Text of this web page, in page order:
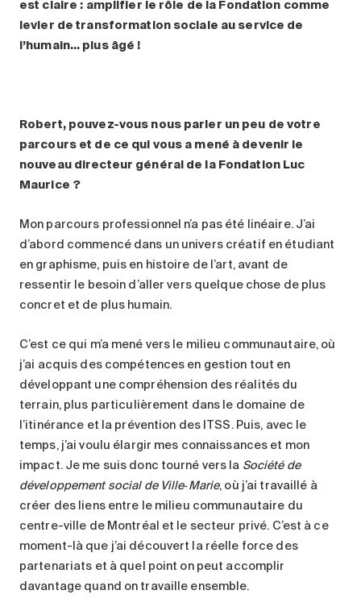
est claire : amplifier le rôle de la Fondation comme
levier de transformation sociale au service de
l’humain… plus âgé !
Robert, pouvez-vous nous parler un peu de votre
parcours et de ce qui vous a mené à devenir le
nouveau directeur général de la Fondation Luc
Maurice ?
Mon parcours professionnel n’a pas été linéaire. J’ai
d’abord commencé dans un univers créatif en étudiant
en graphisme, puis en histoire de l’art, avant de
ressentir le besoin d’aller vers quelque chose de plus
concret et de plus humain.
C’est ce qui m’a mené vers le milieu communautaire, où
j’ai acquis des compétences en gestion tout en
développant une compréhension des réalités du
terrain, plus particulièrement dans le domaine de
l’itinérance et la prévention des ITSS. Puis, avec le
temps, j’ai voulu élargir mes connaissances et mon
impact. Je me suis donc tourné vers la Société de
développement social de Ville‑Marie, où j’ai travaillé à
créer des liens entre le milieu communautaire du
centre-ville de Montréal et le secteur privé. C’est à ce
moment-là que j’ai découvert la réelle force des
partenariats et à quel point on peut accomplir
davantage quand on travaille ensemble.